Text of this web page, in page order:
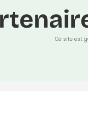
Ce site est